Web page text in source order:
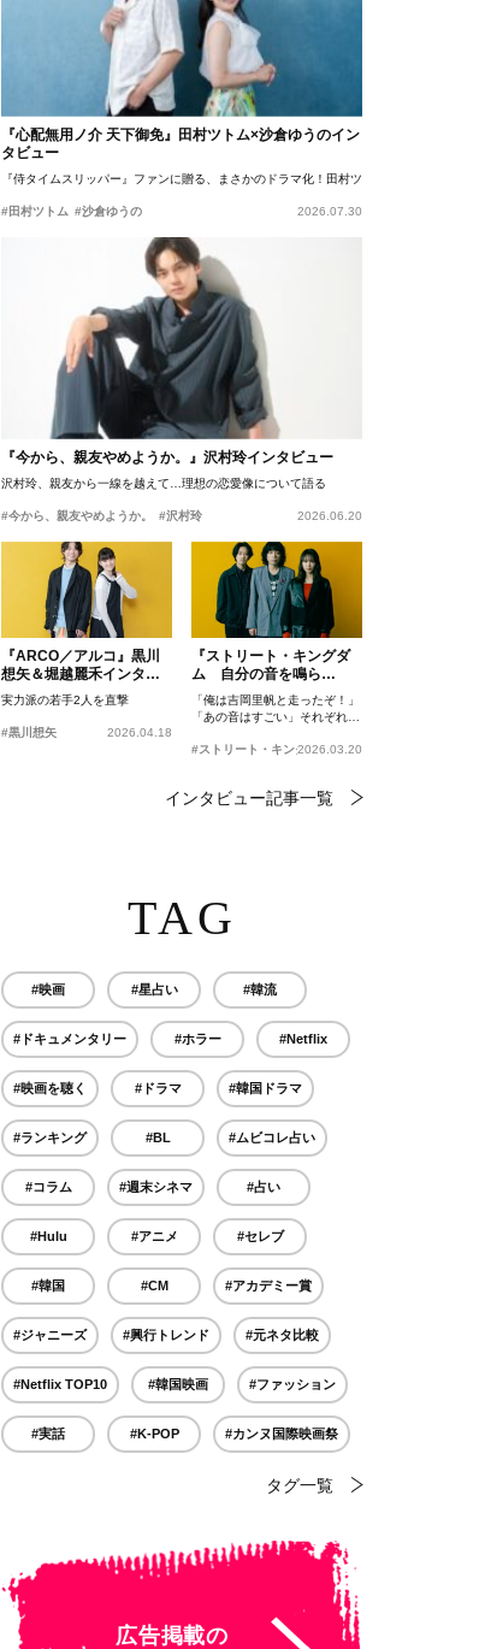
『心配無用ノ介 天下御免』田村ツトム×沙倉ゆうのイン
タビュー
『侍タイムスリッパー』ファンに贈る、まさかのドラマ化！田村ツトム×沙倉ゆうのが語
#田村ツトム #沙倉ゆうの 2026.07.30
『今から、親友やめようか。』沢村玲インタビュー
沢村玲、親友から一線を越えて…理想の恋愛像について語る
#今から、親友やめようか。 #沢村玲 2026.06.20
『ARCO／アルコ』黒川
想矢＆堀越麗禾インタビ
ュー
実力派の若手2人を直撃
#黒川想矢 2026.04.18
『ストリート・キングダ
ム 自分の音を鳴ら
せ。』峯田和伸、若葉竜
也、吉岡里帆インタビュ
ー
「俺は吉岡里帆と走ったぞ！」
「あの音はすごい」それぞれの
#ストリート・キングダム 自分の音を鳴らせ。
2026.03.20
インタビュー記事一覧
TAG
#映画 #星占い #韓流
#ドキュメンタリー #ホラー #Netflix
#映画を聴く #ドラマ #韓国ドラマ
#ランキング #BL #ムビコレ占い
#コラム #週末シネマ #占い
#Hulu #アニメ #セレブ
#韓国 #CM #アカデミー賞
#ジャニーズ #興行トレンド #元ネタ比較
#Netflix TOP10 #韓国映画 #ファッション
#実話 #K-POP #カンヌ国際映画祭
タグ一覧
広告掲載の